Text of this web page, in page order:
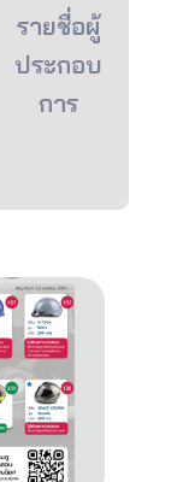
รายชื่อผู้
ประกอบ
การ